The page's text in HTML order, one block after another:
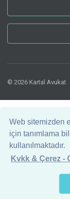
Web sitemizden
için tanımlama
kullanılmaktadır.
Kvkk & Çerez -
© 2026 Kartal Avukat